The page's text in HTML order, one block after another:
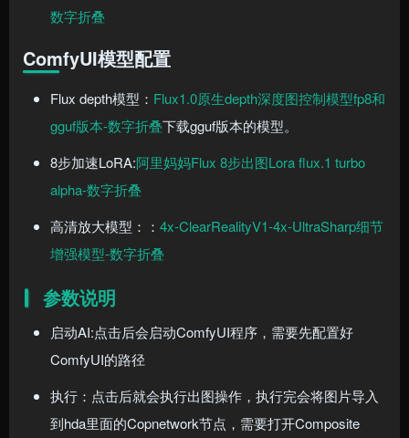
数字折叠
ComfyUI模型配置
Flux depth模型： Flux1.0原生depth深度图控制模型fp8和
gguf版本-数字折叠下载gguf版本的模型。
8步加速LoRA:阿里妈妈Flux 8步出图Lora flux.1 turbo
alpha-数字折叠
高清放大模型：： 4x-ClearRealityV1-4x-UltraSharp细节
增强模型-数字折叠
参数说明
启动AI:点击后会启动ComfyUI程序，需要先配置好
ComfyUI的路径
执行：点击后就会执行出图操作，执行完会将图片导入
到hda里面的Copnetwork节点，需要打开Composite